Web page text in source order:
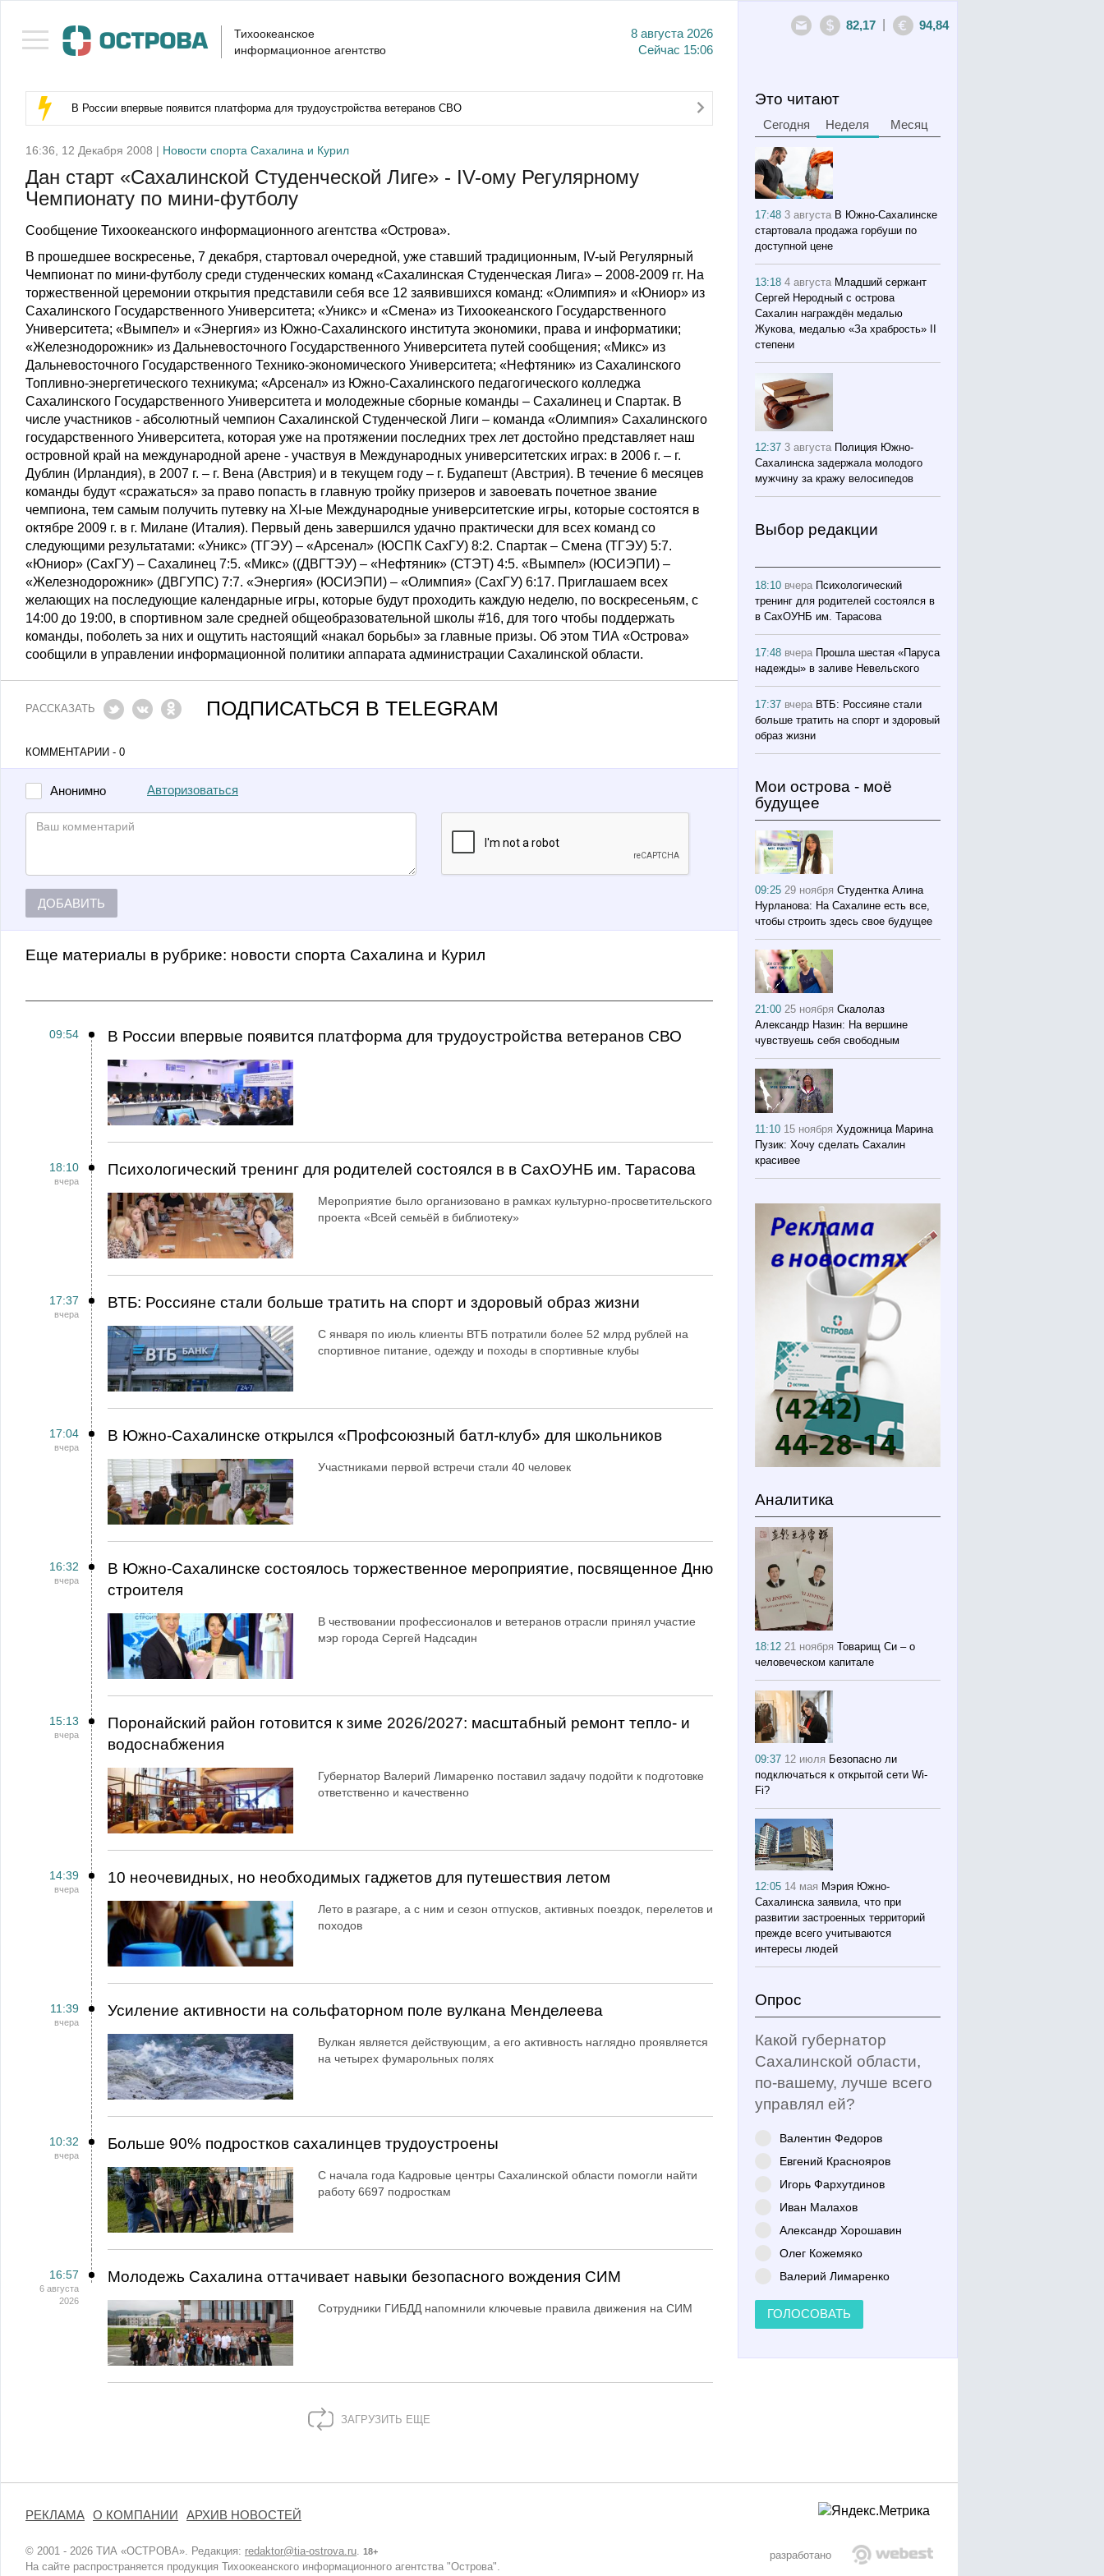
Тихоокеанское
информационное агентство
8 августа 2026
Сейчас 15:06
82,17 94,84
В России впервые появится платформа для трудоустройства ветеранов СВО
16:36, 12 Декабря 2008 | Новости спорта Сахалина и Курил
Дан старт «Сахалинской Студенческой Лиге» - IV-ому Регулярному
Чемпионату по мини-футболу
Сообщение Тихоокеанского информационного агентства «Острова».
В прошедшее воскресенье, 7 декабря, стартовал очередной, уже ставший традиционным, IV-ый Регулярный
Чемпионат по мини-футболу среди студенческих команд «Сахалинская Студенческая Лига» – 2008-2009 гг. На
торжественной церемонии открытия представили себя все 12 заявившихся команд: «Олимпия» и «Юниор» из
Сахалинского Государственного Университета; «Уникс» и «Смена» из Тихоокеанского Государственного
Университета; «Вымпел» и «Энергия» из Южно-Сахалинского института экономики, права и информатики;
«Железнодорожник» из Дальневосточного Государственного Университета путей сообщения; «Микс» из
Дальневосточного Государственного Технико-экономического Университета; «Нефтяник» из Сахалинского
Топливно-энергетического техникума; «Арсенал» из Южно-Сахалинского педагогического колледжа
Сахалинского Государственного Университета и молодежные сборные команды – Сахалинец и Спартак. В
числе участников - абсолютный чемпион Сахалинской Студенческой Лиги – команда «Олимпия» Сахалинского
государственного Университета, которая уже на протяжении последних трех лет достойно представляет наш
островной край на международной арене - участвуя в Международных университетских играх: в 2006 г. – г.
Дублин (Ирландия), в 2007 г. – г. Вена (Австрия) и в текущем году – г. Будапешт (Австрия). В течение 6 месяцев
команды будут «сражаться» за право попасть в главную тройку призеров и завоевать почетное звание
чемпиона, тем самым получить путевку на ХI-ые Международные университетские игры, которые состоятся в
октябре 2009 г. в г. Милане (Италия). Первый день завершился удачно практически для всех команд со
следующими результатами: «Уникс» (ТГЭУ) – «Арсенал» (ЮСПК СахГУ) 8:2. Спартак – Смена (ТГЭУ) 5:7.
«Юниор» (СахГУ) – Сахалинец 7:5. «Микс» ((ДВГТЭУ) – «Нефтяник» (СТЭТ) 4:5. «Вымпел» (ЮСИЭПИ) –
«Железнодорожник» (ДВГУПС) 7:7. «Энергия» (ЮСИЭПИ) – «Олимпия» (СахГУ) 6:17. Приглашаем всех
желающих на последующие календарные игры, которые будут проходить каждую неделю, по воскресеньям, с
14:00 до 19:00, в спортивном зале средней общеобразовательной школы #16, для того чтобы поддержать
команды, поболеть за них и ощутить настоящий «накал борьбы» за главные призы. Об этом ТИА «Острова»
сообщили в управлении информационной политики аппарата администрации Сахалинской области.
РАССКАЗАТЬ ПОДПИСАТЬСЯ В TELEGRAM
КОММЕНТАРИИ - 0
Анонимно Авторизоваться
ДОБАВИТЬ
Еще материалы в рубрике: Новости спорта Сахалина и Курил
09:54 В России впервые появится платформа для трудоустройства ветеранов СВО
18:10
вчера
Психологический тренинг для родителей состоялся в в СахОУНБ им. Тарасова
Мероприятие было организовано в рамках культурно-просветительского
проекта «Всей семьёй в библиотеку»
17:37
вчера
ВТБ: Россияне стали больше тратить на спорт и здоровый образ жизни
С января по июль клиенты ВТБ потратили более 52 млрд рублей на
спортивное питание, одежду и походы в спортивные клубы
17:04
вчера
В Южно-Сахалинске открылся «Профсоюзный батл-клуб» для школьников
Участниками первой встречи стали 40 человек
16:32
вчера
В Южно-Сахалинске состоялось торжественное мероприятие, посвященное Дню
строителя
В чествовании профессионалов и ветеранов отрасли принял участие
мэр города Сергей Надсадин
15:13
вчера
Поронайский район готовится к зиме 2026/2027: масштабный ремонт тепло- и
водоснабжения
Губернатор Валерий Лимаренко поставил задачу подойти к подготовке
ответственно и качественно
14:39
вчера
10 неочевидных, но необходимых гаджетов для путешествия летом
Лето в разгаре, а с ним и сезон отпусков, активных поездок, перелетов и
походов
11:39
вчера
Усиление активности на сольфаторном поле вулкана Менделеева
Вулкан является действующим, а его активность наглядно проявляется
на четырех фумарольных полях
10:32
вчера
Больше 90% подростков сахалинцев трудоустроены
С начала года Кадровые центры Сахалинской области помогли найти
работу 6697 подросткам
16:57
6 августа
2026
Молодежь Сахалина оттачивает навыки безопасного вождения СИМ
Сотрудники ГИБДД напомнили ключевые правила движения на СИМ
ЗАГРУЗИТЬ ЕЩЕ
Это читают
Сегодня Неделя Месяц
17:483 августа В Южно-Сахалинске
стартовала продажа горбуши по
доступной цене
13:184 августа Младший сержант
Сергей Неродный с острова
Сахалин награждён медалью
Жукова, медалью «За храбрость» II
степени
12:373 августа Полиция Южно-
Сахалинска задержала молодого
мужчину за кражу велосипедов
Выбор редакции
18:10 вчера Психологический
тренинг для родителей состоялся в
в СахОУНБ им. Тарасова
17:48 вчера Прошла шестая «Паруса
надежды» в заливе Невельского
17:37 вчера ВТБ: Россияне стали
больше тратить на спорт и здоровый
образ жизни
Мои острова - моё
будущее
09:2529 ноября Студентка Алина
Нурланова: На Сахалине есть все,
чтобы строить здесь свое будущее
21:0025 ноября Скалолаз
Александр Назин: На вершине
чувствуешь себя свободным
11:10 15 ноября Художница Марина
Пузик: Хочу сделать Сахалин
красивее
Аналитика
18:1221 ноября Товарищ Си – о
человеческом капитале
09:37 12 июля Безопасно ли
подключаться к открытой сети Wi-
Fi?
12:05 14 мая Мэрия Южно-
Сахалинска заявила, что при
развитии застроенных территорий
прежде всего учитываются
интересы людей
Опрос
Какой губернатор
Сахалинской области,
по-вашему, лучше всего
управлял ей?
Валентин Федоров
Евгений Краснояров
Игорь Фархутдинов
Иван Малахов
Александр Хорошавин
Олег Кожемяко
Валерий Лимаренко
ГОЛОСОВАТЬ
РЕКЛАМА О КОМПАНИИ АРХИВ НОВОСТЕЙ
© 2001 - 2026 ТИА «ОСТРОВА». Редакция: redaktor@tia-ostrova.ru. 18+
На сайте распространяется продукция Тихоокеанского информационного агентства "Острова".
разработано